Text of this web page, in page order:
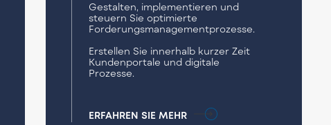
Gestalten, implementieren und
steuern Sie optimierte
Forderungsmanagementprozesse.
Erstellen Sie innerhalb kurzer Zeit
Kundenportale und digitale
Prozesse.
ERFAHREN SIE MEHR